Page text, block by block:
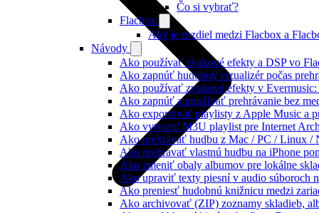
Čo si vybrať?
Flacbox
Aký je rozdiel medzi Flacbox a
Návody
Ako používať zvukové efekty a DSP vo
Ako zapnúť hudobný vizualizér počas
Ako používať zvukové efekty v Evermusic:
Ako zapnúť a používať prehrávanie bez
Ako exportovať playlisty z Apple Music a
Ako vytvoriť M3U playlist pre Internet
Ako prehrávať hudbu z Mac / PC / Linux
Ako prehrávať vlastnú hudbu na iPhone
Ako zmeniť obaly albumov pre lokálne
Ako upraviť texty piesní v audio súboroch
Ako preniesť hudobnú knižnicu medzi
Ako archivovať (ZIP) zoznamy skladieb,